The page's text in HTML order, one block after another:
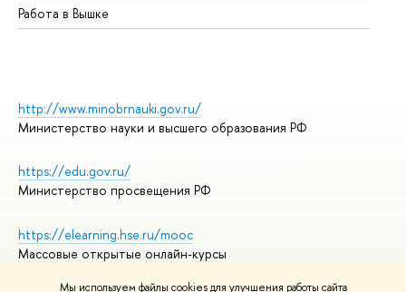
Мы используем файлы cookies для улучшения работы сайта
Работа в Вышке
http://www.minobrnauki.gov.ru/
Министерство науки и высшего образования РФ
https://edu.gov.ru/
Министерство просвещения РФ
https://elearning.hse.ru/mooc
Массовые открытые онлайн-курсы